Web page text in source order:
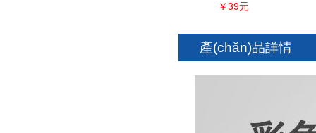
￥39元
產(chǎn)品詳情